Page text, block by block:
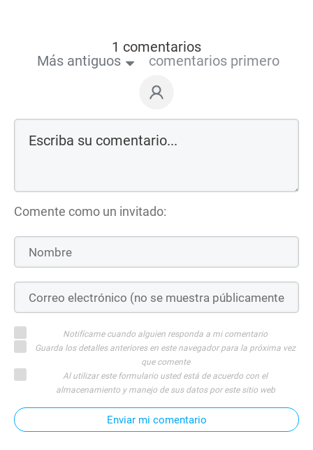
1 comentarios
Más antiguos
comentarios primero
Comente como un invitado:
Notifícame cuando alguien responda a mi comentario
Guarda los detalles anteriores en este navegador para la próxima vez
que comente
Al utilizar este formulario usted está de acuerdo con el
almacenamiento y manejo de sus datos por este sitio web
Enviar mi comentario